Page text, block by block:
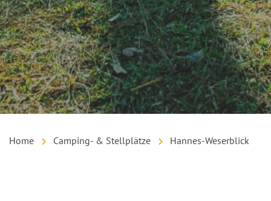
Home Camping- & Stellplätze Hannes-Weserblick